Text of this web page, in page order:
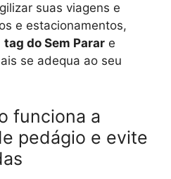
suas viagens e
e estacionamentos,
tag do Sem Parar e
se adequa ao seu
funciona a
pedágio e evite